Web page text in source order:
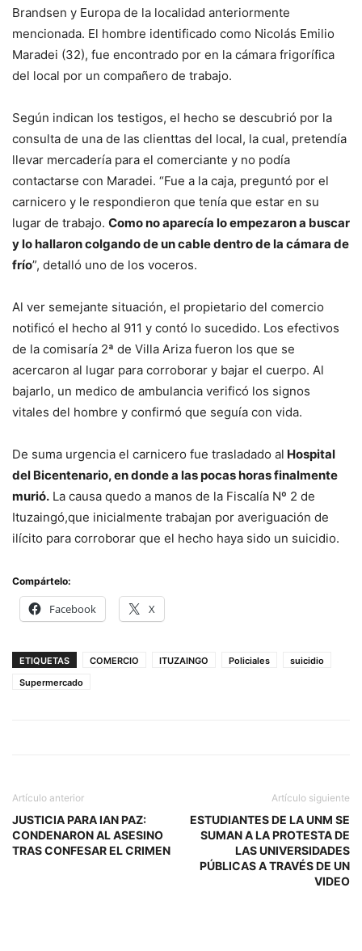
Brandsen y Europa de la localidad anteriormente
mencionada. El hombre identificado como Nicolás Emilio
Maradei (32), fue encontrado por en la cámara frigorífica
del local por un compañero de trabajo.
Según indican los testigos, el hecho se descubrió por la
consulta de una de las clienttas del local, la cual, pretendía
llevar mercadería para el comerciante y no podía
contactarse con Maradei. “Fue a la caja, preguntó por el
carnicero y le respondieron que tenía que estar en su
lugar de trabajo. Como no aparecía lo empezaron a buscar
y lo hallaron colgando de un cable dentro de la cámara de
frío”, detalló uno de los voceros.
Al ver semejante situación, el propietario del comercio
notificó el hecho al 911 y contó lo sucedido. Los efectivos
de la comisaría 2ª de Villa Ariza fueron los que se
acercaron al lugar para corroborar y bajar el cuerpo. Al
bajarlo, un medico de ambulancia verificó los signos
vitales del hombre y confirmó que seguía con vida.
De suma urgencia el carnicero fue trasladado al Hospital
del Bicentenario, en donde a las pocas horas finalmente
murió. La causa quedo a manos de la Fiscalía Nº 2 de
Ituzaingó,que inicialmente trabajan por averiguación de
ilícito para corroborar que el hecho haya sido un suicidio.
Compártelo:
Facebook X
ETIQUETAS COMERCIO ITUZAINGO Policiales
suicidio
Supermercado
Artículo anterior
JUSTICIA PARA IAN PAZ:
CONDENARON AL ASESINO
TRAS CONFESAR EL CRIMEN
Artículo siguiente
ESTUDIANTES DE LA UNM SE
SUMAN A LA PROTESTA DE
LAS UNIVERSIDADES
PÚBLICAS A TRAVÉS DE UN
VIDEO